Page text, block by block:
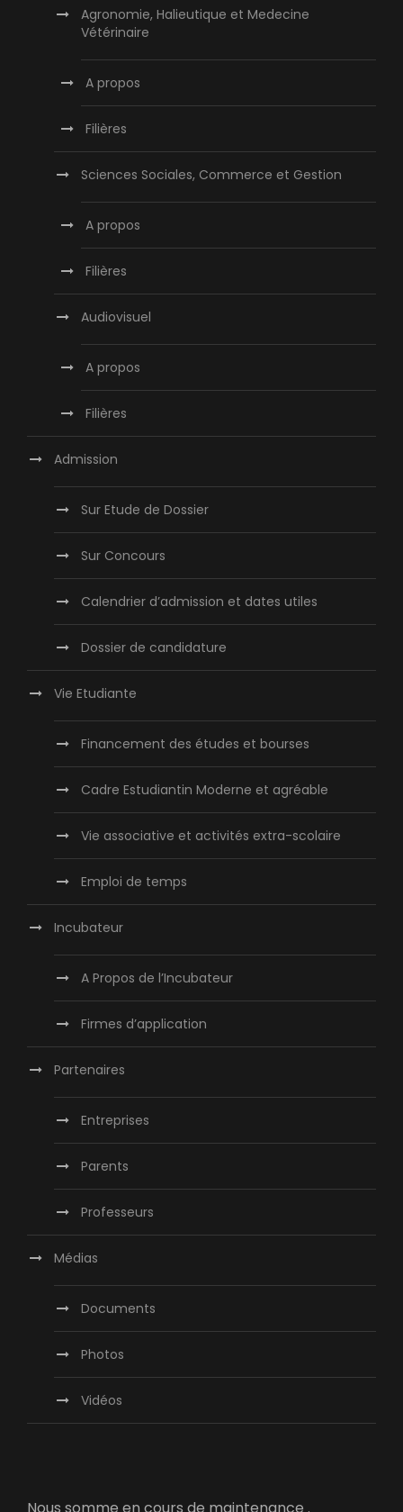
Agronomie, Halieutique et Medecine
Vétérinaire
A propos
Filières
Sciences Sociales, Commerce et Gestion
A propos
Filières
Audiovisuel
A propos
Filières
Admission
Sur Etude de Dossier
Sur Concours
Calendrier d’admission et dates utiles
Dossier de candidature
Vie Etudiante
Financement des études et bourses
Cadre Estudiantin Moderne et agréable
Vie associative et activités extra-scolaire
Emploi de temps
Incubateur
A Propos de l’Incubateur
Firmes d’application
Partenaires
Entreprises
Parents
Professeurs
Médias
Documents
Photos
Vidéos